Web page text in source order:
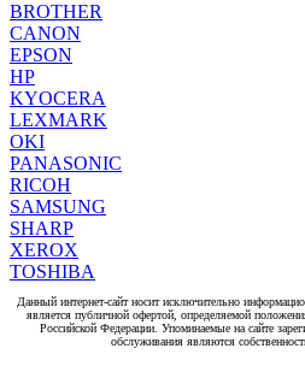
BROTHER
CANON
EPSON
HP
KYOCERA
LEXMARK
OKI
PANASONIC
RICOH
SAMSUNG
SHARP
XEROX
TOSHIBA
Данный интернет-сайт носит исключительно
является публичной офертой, определяемой
Российской Федерации. Упоминаемые на сайте
обслуживания являются